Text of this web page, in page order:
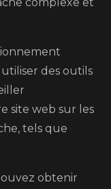
des outils
site web sur les
tels que
obtenir